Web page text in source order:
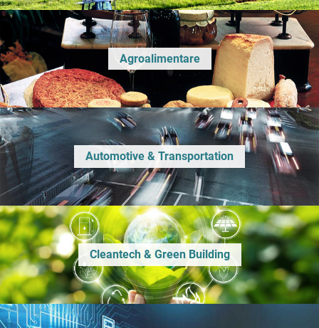
Agroalimentare
Automotive & Transportation
Cleantech & Green Building